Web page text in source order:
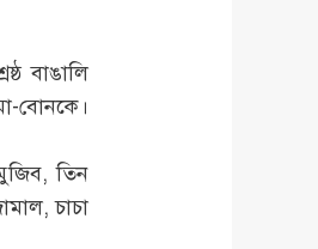
বাঙালি
বোনকে।
তিন
চাচা